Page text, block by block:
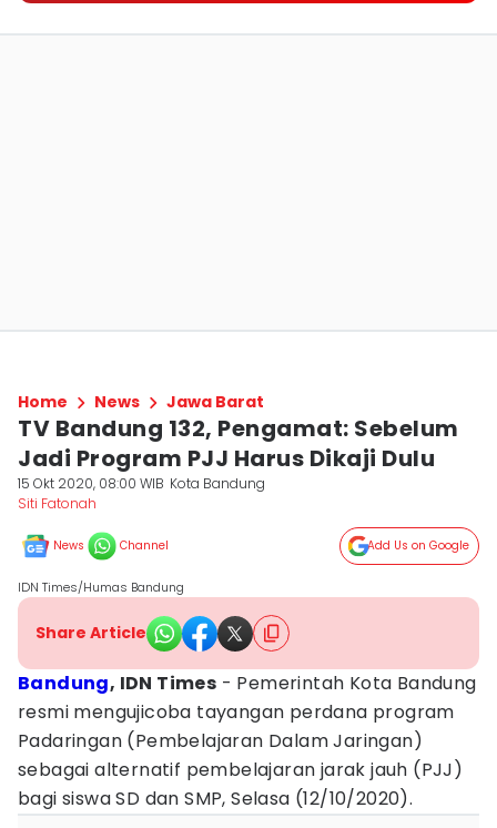
Home News Jawa Barat
TV Bandung 132, Pengamat: Sebelum
Jadi Program PJJ Harus Dikaji Dulu
15 Okt 2020, 08:00 WIB Kota Bandung
Siti Fatonah
News Channel Add Us on Google
IDN Times/Humas Bandung
Share Article
Bandung, IDN Times - Pemerintah Kota Bandung
resmi mengujicoba tayangan perdana program
Padaringan (Pembelajaran Dalam Jaringan)
sebagai alternatif pembelajaran jarak jauh (PJJ)
bagi siswa SD dan SMP, Selasa (12/10/2020).